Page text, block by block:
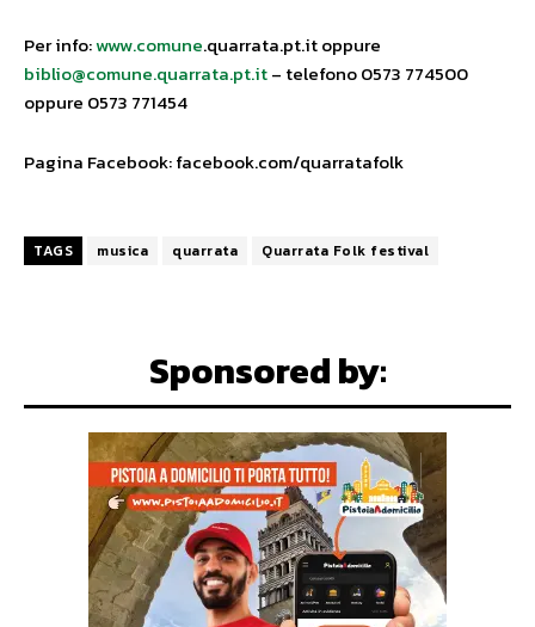
Per info:www.comune.quarrata.pt.it oppure
biblio@comune.quarrata.pt.it– telefono 0573 774500
oppure 0573 771454
Pagina Facebook: facebook.com/quarratafolk
TAGS musica quarrata Quarrata Folk festival
Sponsored by: